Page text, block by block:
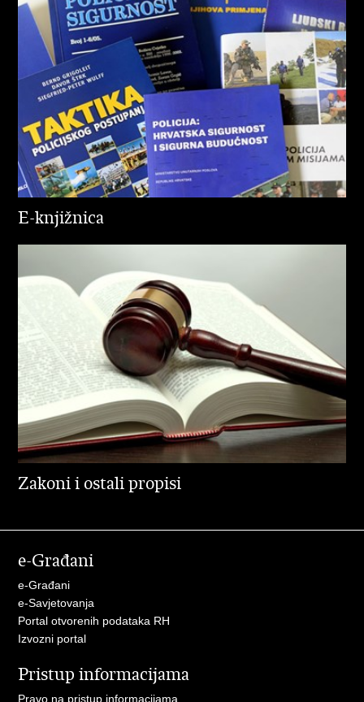
E-knjižnica
Zakoni i ostali propisi
e-Građani
e-Građani
e-Savjetovanja
Portal otvorenih podataka RH
Izvozni portal
Pristup informacijama
Pravo na pristup informacijama